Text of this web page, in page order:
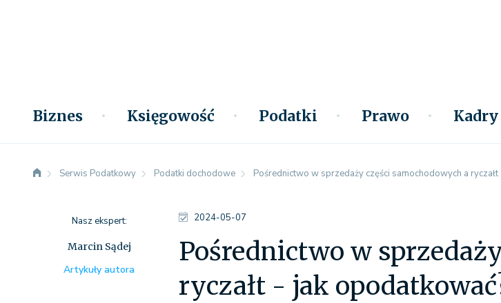
Biznes Księgowość Podatki Prawo Kadry
Serwis Podatkowy Podatki dochodowe Pośrednictwo w sprzedaży części samochodowych a
2024-05-07
Pośrednictwo w
ryczałt - jak
Nasz ekspert:
Marcin Sądej
Artykuły autora